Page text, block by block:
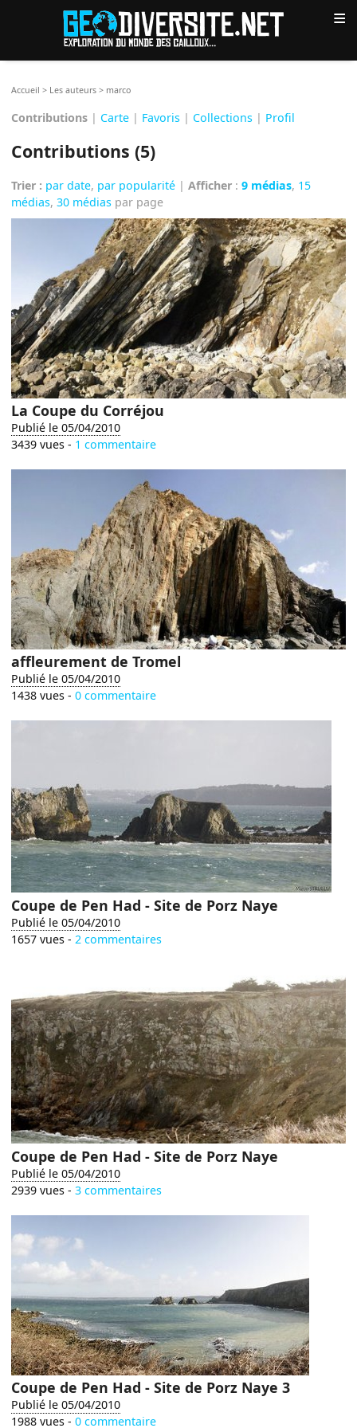
≡
Accueil > Les auteurs > marco
Contributions | Carte | Favoris | Collections | Profil
Contributions (5)
Trier : par date, par popularité |Afficher :9 médias, 15
médias,30 médias par page
La Coupe du Corréjou
Publié le 05/04/2010
3439 vues - 1 commentaire
affleurement de Tromel
Publié le 05/04/2010
1438 vues -0 commentaire
Coupe de Pen Had - Site de Porz Naye
Publié le 05/04/2010
1657 vues - 2 commentaires
Coupe de Pen Had - Site de Porz Naye
Publié le 05/04/2010
2939 vues -3 commentaires
Coupe de Pen Had - Site de Porz Naye 3
Publié le 05/04/2010
1988 vues -0 commentaire